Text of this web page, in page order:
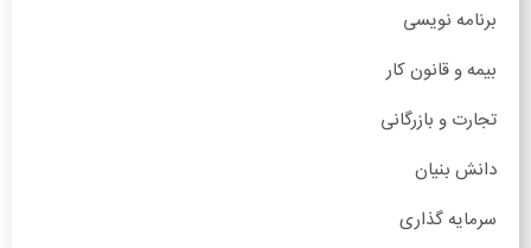
برنامه نویسی
بیمه و قانون کار
تجارت و بازرگانی
دانش بنیان
سرمایه گذاری